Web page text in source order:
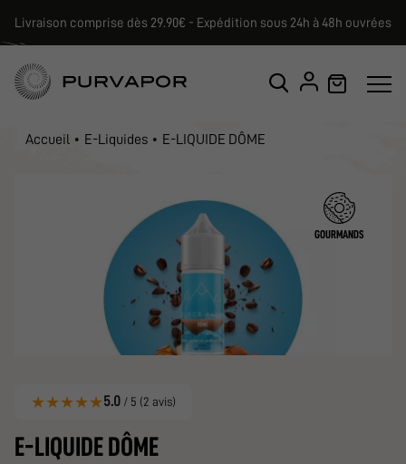
Livraison comprise dès 29.90€ - Expédition sous 24h à 48h ouvrées
Accueil E-Liquides E-LIQUIDE DÔME
GOURMANDS
★★★★★5.0 / 5 (2 avis)
E-LIQUIDE DÔME